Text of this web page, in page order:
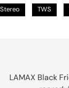
TWS
LAMAX Black